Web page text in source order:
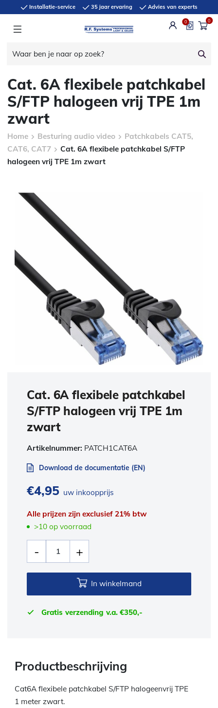
Installatie-service 35 jaar ervaring Advies van experts
0 0
Cat. 6A flexibele patchkabel
S/FTP halogeen vrij TPE 1m
zwart
Home Besturing audio video
Patchkabels CAT5,
CAT6, CAT7
Cat. 6A flexibele patchkabel S/FTP
halogeen vrij TPE 1m zwart
Cat. 6A flexibele patchkabel
S/FTP halogeen vrij TPE 1m
zwart
Artikelnummer: PATCH1CAT6A
Download de documentatie (EN)
€4,95 uw inkoopprijs
Alle prijzen zijn exclusief 21% btw
>10 op voorraad
In winkelmand
Gratis verzending v.a. €350,-
Productbeschrijving
Cat6A flexibele patchkabel S/FTP halogeenvrij TPE
1 meter zwart.